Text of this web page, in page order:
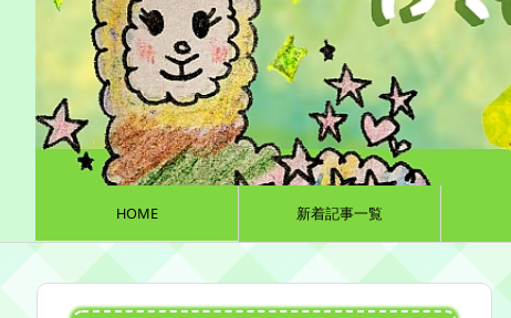
HOME 新着記事一覧